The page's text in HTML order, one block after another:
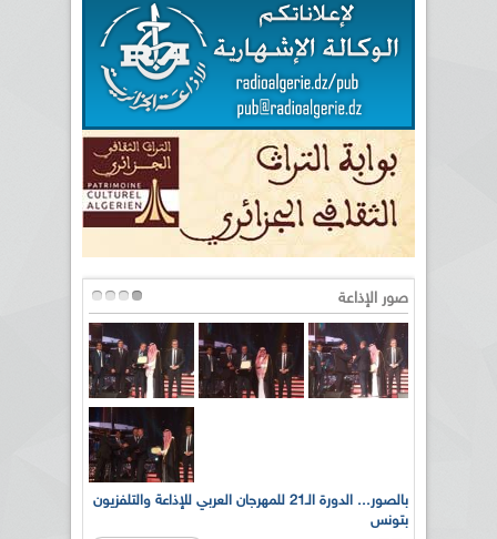
صور الإذاعة
بالصور... الدورة الـ21 للمهرجان العربي للإذاعة والتلفزيون
بتونس